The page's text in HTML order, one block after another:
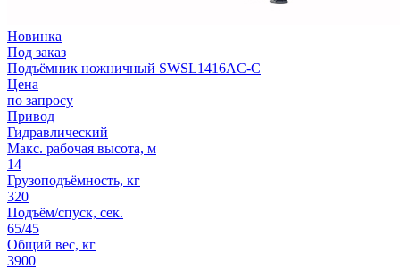
Новинка
Под заказ
Подъёмник ножничный SWSL1416AC-C
Цена
по запросу
Привод
Гидравлический
Макс. рабочая высота, м
14
Грузоподъёмность, кг
320
Подъём/спуск, сек.
65/45
Общий вес, кг
3900